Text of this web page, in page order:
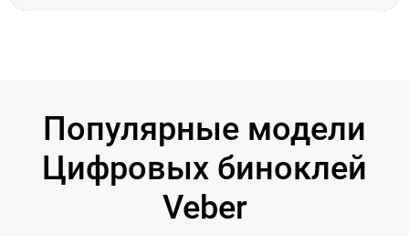
Популярные модели
Цифровых биноклей
Veber